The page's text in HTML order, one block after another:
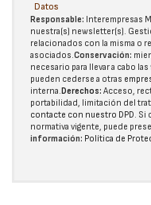
Datos
Responsable: Interempresas
nuestra(s) newsletter(s).
relacionados con la misma o
asociados.Conservación:
necesario para llevar a cabo
pueden cederse a otras
interna.Derechos: Acceso,
portabilidad, limitación del
contacte con nuestro DPD. Si
normativa vigente, puede
información: Política de